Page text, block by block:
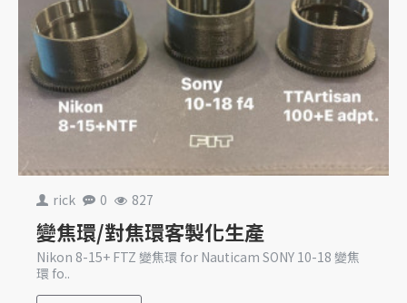
rick 0 827
變焦環/對焦環客製化生產
Nikon 8-15+ FTZ 變焦環 for Nauticam SONY 10-18 變焦
環 fo..